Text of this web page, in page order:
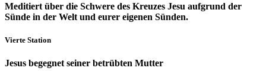
Meditiert über die Schwere des Kreuzes Jesu aufgrund der
Sünde in der Welt und eurer eigenen Sünden.
Vierte Station
Jesus begegnet seiner betrübten Mutter